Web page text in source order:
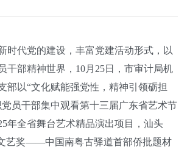
代党的建设，丰富党建活动形式，以
干部精神世界，10月25日，市审计局机
部以“文化赋能强党性，精神引领砺担
员干部集中观看第十三届广东省艺术节
年全省舞台艺术精品演出项目，汕头
艺奖——中国南粤古驿道首部侨批题材